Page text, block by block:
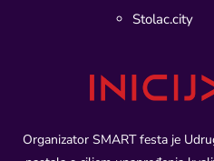
Stolac.city
Organizator SMART festa je